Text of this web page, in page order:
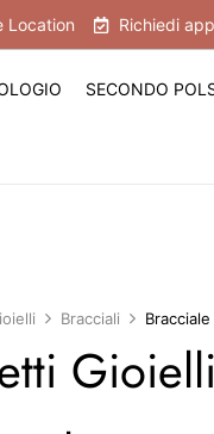
Location Richiedi
SECONDO
Bracciali
Gioielli